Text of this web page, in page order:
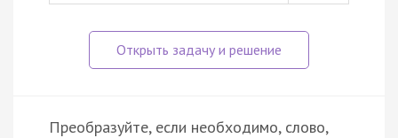
Преобразуйте, если необходимо, слово,